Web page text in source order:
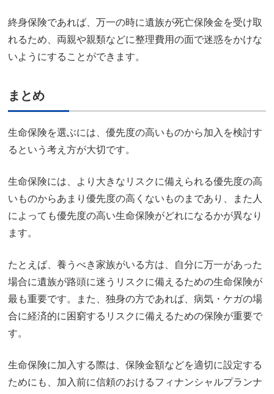
終身保険であれば、万一の時に遺族が死亡保険金を受け取
れるため、両親や親類などに整理費用の面で迷惑をかけな
いようにすることができます。
まとめ
生命保険を選ぶには、優先度の高いものから加入を検討す
るという考え方が大切です。
生命保険には、より大きなリスクに備えられる優先度の高
いものからあまり優先度の高くないものまであり、また人
によっても優先度の高い生命保険がどれになるかが異なり
ます。
たとえば、養うべき家族がいる方は、自分に万一があった
場合に遺族が路頭に迷うリスクに備えるための生命保険が
最も重要です。また、独身の方であれば、病気・ケガの場
合に経済的に困窮するリスクに備えるための保険が重要で
す。
生命保険に加入する際は、保険金額などを適切に設定する
ためにも、加入前に信頼のおけるフィナンシャルプランナ